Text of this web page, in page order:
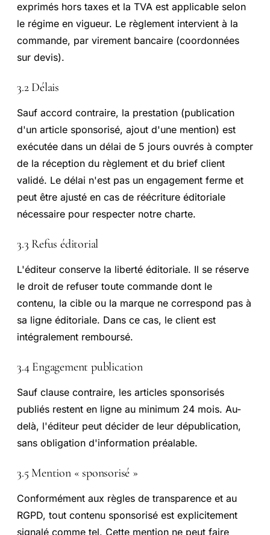
exprimés hors taxes et la TVA est applicable selon
le régime en vigueur. Le règlement intervient à la
commande, par virement bancaire (coordonnées
sur devis).
3.2 Délais
Sauf accord contraire, la prestation (publication
d'un article sponsorisé, ajout d'une mention) est
exécutée dans un délai de 5 jours ouvrés à compter
de la réception du règlement et du brief client
validé. Le délai n'est pas un engagement ferme et
peut être ajusté en cas de réécriture éditoriale
nécessaire pour respecter notre charte.
3.3 Refus éditorial
L'éditeur conserve la liberté éditoriale. Il se réserve
le droit de refuser toute commande dont le
contenu, la cible ou la marque ne correspond pas à
sa ligne éditoriale. Dans ce cas, le client est
intégralement remboursé.
3.4 Engagement publication
Sauf clause contraire, les articles sponsorisés
publiés restent en ligne au minimum 24 mois. Au-
delà, l'éditeur peut décider de leur dépublication,
sans obligation d'information préalable.
3.5 Mention « sponsorisé »
Conformément aux règles de transparence et au
RGPD, tout contenu sponsorisé est explicitement
signalé comme tel. Cette mention ne peut faire